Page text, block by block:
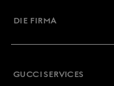
DIE FIRMA
GUCCI SERVICES